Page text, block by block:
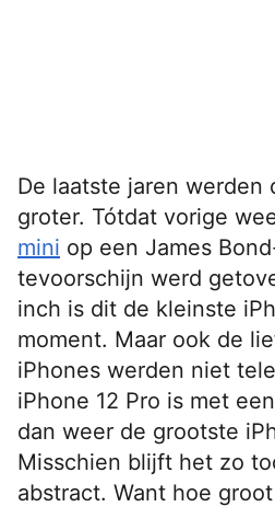
De laatste jaren werden
groter. Tótdat vorige
mini op een James
tevoorschijn werd
inch is dit de kleinste
moment. Maar ook de
iPhones werden niet
iPhone 12 Pro is met
dan weer de grootste
Misschien blijft het zo
abstract. Want hoe